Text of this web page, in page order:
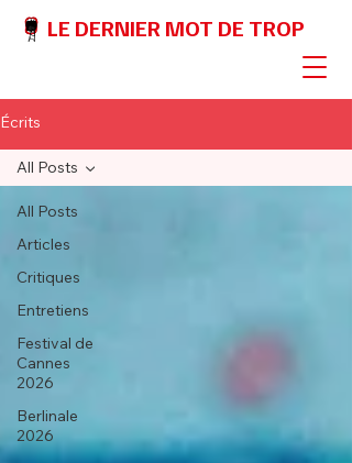
LE DERNIER MOT DE TROP
Écrits
All Posts
Articles
Critiques
Entretiens
Festival de
Cannes
2026
Berlinale
2026
All Posts